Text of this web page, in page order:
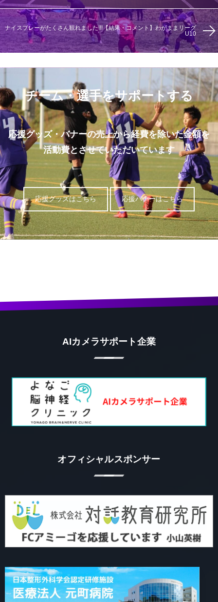
ナイスプレーがたくさん観れました!!!【結果・コメント】わがままリーグ
U10
チーム・選手をサポートする
応援グッズ・バナーの売上から経費を除いた金額を
活動費とさせていただいています
応援グッズはこちら 応援バナーはこちら
AIカメラサポート企業
オフィシャルスポンサー